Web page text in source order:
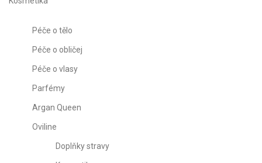
Péče o tělo
Péče o obličej
Péče o vlasy
Parfémy
Argan Queen
Oviline
Doplňky stravy